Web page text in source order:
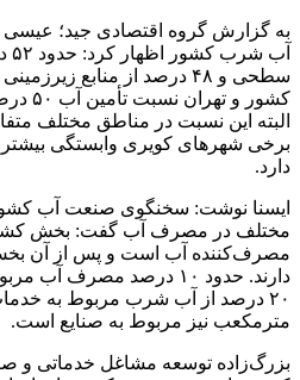
به گزارش گروه اقتصادی جید؛ عیسی
سطحی و ۴۸ درصد از منابع
کشور
البته این نسبت در مناطق مختلف
برخی شهرهای کویری وابستگی
دارد.
ایسنا نوشت: سخنگوی صنعت آب
مختلف در مصرف آب گفت: بخش
مصرف‌کننده آب است و پس از آن
دارند. حدود ۱۰ درصد
۲۰ درصد از آب شرب مربوط به
مترمکعب نیز مربوط به صنایع است.
بزرگ‌زاده توسعه مشاغل خدماتی و